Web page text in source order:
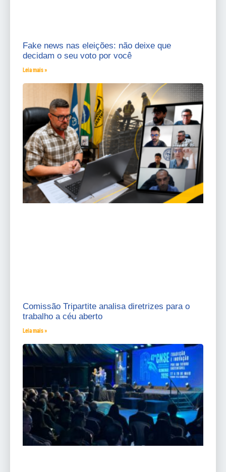
Fake news nas eleições: não deixe que
decidam o seu voto por você
Leia mais »
Comissão Tripartite analisa diretrizes para o
trabalho a céu aberto
Leia mais »